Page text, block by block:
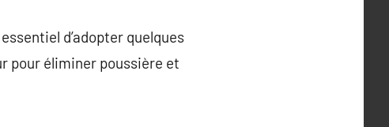
d’adopter quelques
pour éliminer poussière et